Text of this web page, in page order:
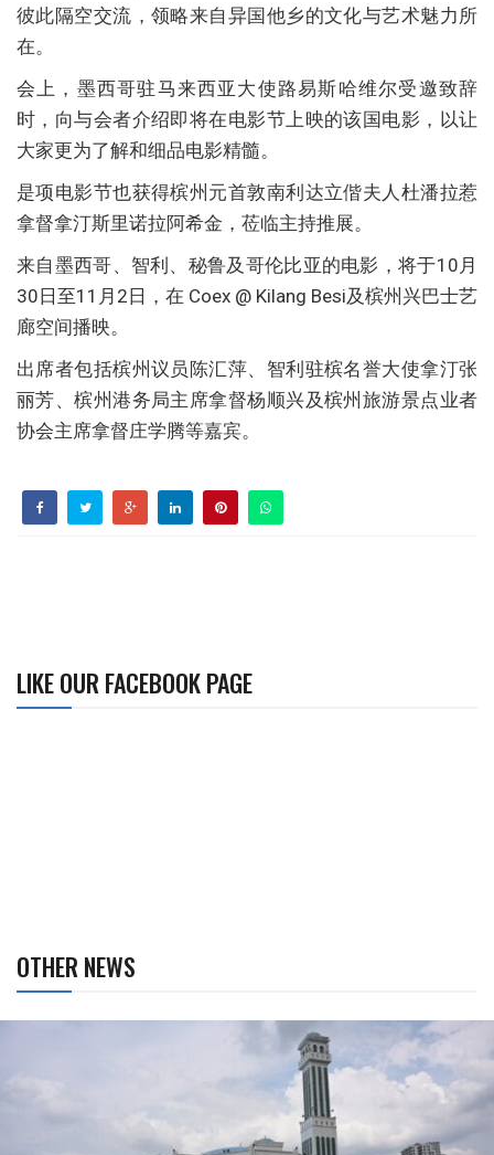
彼此隔空交流，领略来自异国他乡的文化与艺术魅力所
在。
会上，墨西哥驻马来西亚大使路易斯哈维尔受邀致辞
时，向与会者介绍即将在电影节上映的该国电影，以让
大家更为了解和细品电影精髓。
是项电影节也获得槟州元首敦南利达立偕夫人杜潘拉惹
拿督拿汀斯里诺拉阿希金，莅临主持推展。
来自墨西哥、智利、秘鲁及哥伦比亚的电影，将于10月
30日至11月2日，在 Coex @ Kilang Besi及槟州兴巴士艺
廊空间播映。
出席者包括槟州议员陈汇萍、智利驻槟名誉大使拿汀张
丽芳、槟州港务局主席拿督杨顺兴及槟州旅游景点业者
协会主席拿督庄学腾等嘉宾。
LIKE OUR FACEBOOK PAGE
OTHER NEWS